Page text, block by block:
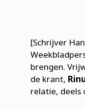
[Schrijver
brengen.
de krant,
relatie, deels